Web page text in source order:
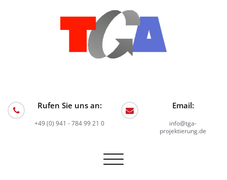
Rufen Sie uns an:
+49 (0) 941 - 784 99 21 0
Email:
info@tga-
projektierung.de
Schalte